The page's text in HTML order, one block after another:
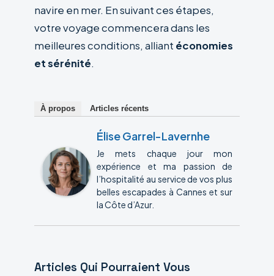
navire en mer. En suivant ces étapes,
votre voyage commencera dans les
meilleures conditions, alliant économies
et sérénité.
À propos Articles récents
Élise Garrel-Lavernhe
Je mets chaque jour mon
expérience et ma passion de
l’hospitalité au service de vos plus
belles escapades à Cannes et sur
la Côte d’Azur.
Articles Qui Pourraient Vous